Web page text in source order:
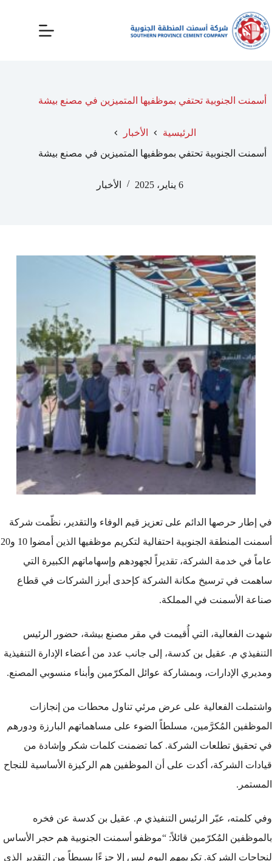
أسمنت الجنوبية تحتفي بموظفيها المتميزين في مصنع بيشة
الرئيسية
الأخبار
أسمنت الجنوبية تحتفي بموظفيها المتميزين في مصنع بيشة
6 يناير، 2025 الأخبار
في إطار حرصها الدائم على تعزيز قيم الوفاء والتقدير، نظّمت شركة
أسمنت المنطقة الجنوبية احتفالية لتكريم موظفيها الذين أمضوا 10 و20
عاماً في خدمة الشركة، تقديراً لجهودهم وإسهاماتهم الكبيرة التي
ساهمت في ترسيخ مكانة الشركة كإحدى أبرز الشركات في قطاع
صناعة الأسمنت في المملكة.
شهدت الفعالية، التي أُقيمت في مقر مصنع بيشة، حضور الرئيس
التنفيذي م. عقيل بن كدسة، إلى جانب عدد من أعضاء الإدارة التنفيذية
ومديري الإدارات، وبمشاركة عوائل المكرّمين وأبناء منسوبي المصنع.
واشتملت الفعالية على عرض مرئي تناول محطات من إنجازات
الموظفين المُكرَّمين، مسلطاً الضوء على مساهماتهم البارزة ودورهم
في تحقيق تطلعات الشركة. كما تضمنت كلمات شكر وإشادة من
قيادات الشركة، أكدت على أن الموظفين هم الركيزة الأساسية للنجاح
المستمر.
وفي كلمته، عبّر الرئيس التنفيذي م. عقيل بن كدسة عن فخره
بالموظفين المُكرّمين قائلاً: “موظفو أسمنت الجنوبية هم حجر الأساس
لنجاحات الشركة. تكريمهم اليوم ليس إلا جزءًا بسيطاً من التقدير الذي